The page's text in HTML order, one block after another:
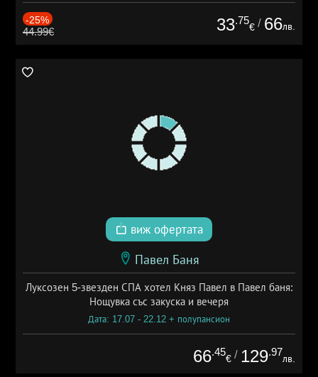
-25%
44.99€ 33.75
€ / 66лв.
виж офертата
Павел Баня
Луксозен 5-звезден СПА хотел Княз Павел в Павел баня:
Нощувка със закуска и вечеря
Дата: 17.07 - 22.12 + полупансион
66.45
€ / 129.97
лв.